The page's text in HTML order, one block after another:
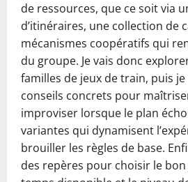
de ressources, que ce soit via
d’itinéraires, une collection de
mécanismes coopératifs qui
du groupe. Je vais donc
familles de jeux de train, puis
conseils concrets pour
improviser lorsque le plan
variantes qui dynamisent
brouiller les règles de base.
des repères pour choisir le bon